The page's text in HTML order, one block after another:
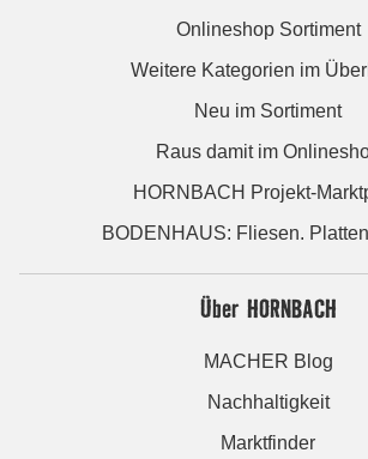
Onlineshop Sortiment
Weitere Kategorien im
Neu im Sortiment
Raus damit im
HORNBACH Projekt-
BODENHAUS: Fliesen.
Über HORNBACH
MACHER Blog
Nachhaltigkeit
Marktfinder